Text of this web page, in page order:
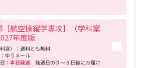
［航空操縦学専攻］（学科案
年度版
含）：送料とも無料
ゆうメール
： 本日発送 発送日の３～５日後にお届け